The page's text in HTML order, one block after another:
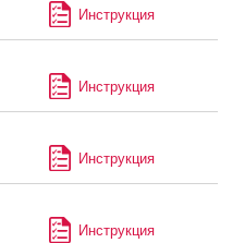
Инструкция
Инструкция
Инструкция
Инструкция